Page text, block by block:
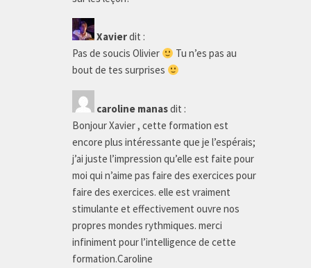
Xavierdit :
Pas de soucis Olivier
Tu n’es pas au
bout de tes surprises
caroline manasdit :
Bonjour Xavier , cette formation est
encore plus intéressante que je l’espérais;
j’ai juste l’impression qu’elle est faite pour
moi qui n’aime pas faire des exercices pour
faire des exercices. elle est vraiment
stimulante et effectivement ouvre nos
propres mondes rythmiques. merci
infiniment pour l’intelligence de cette
formation.Caroline